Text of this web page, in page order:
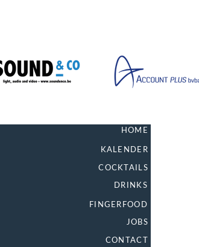
HOME
KALENDER
COCKTAILS
DRINKS
FINGERFOOD
JOBS
CONTACT